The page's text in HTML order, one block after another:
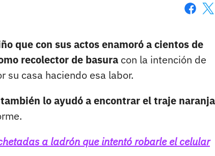
que con sus actos enamoró a cientos de
recolector de basura con la intención de
su casa haciendo esa labor.
lo ayudó a encontrar el traje
a ladrón que intentó robarle el celular